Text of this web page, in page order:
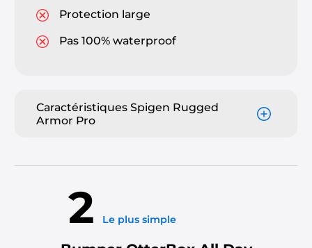
Protection large
Pas 100% waterproof
Caractéristiques Spigen Rugged
Armor Pro
2 Le plus simple